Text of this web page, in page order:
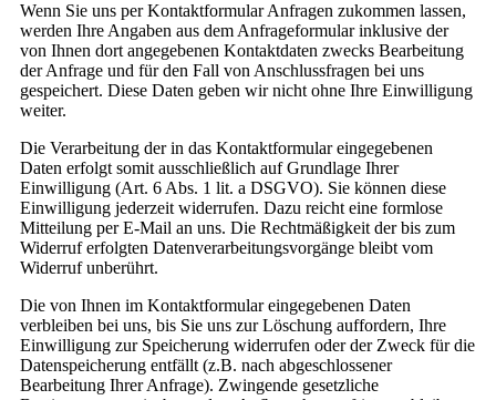
Wenn Sie uns per Kontaktformular Anfragen zukommen lassen,
werden Ihre Angaben aus dem Anfrageformular inklusive der
von Ihnen dort angegebenen Kontaktdaten zwecks Bearbeitung
der Anfrage und für den Fall von Anschlussfragen bei uns
gespeichert. Diese Daten geben wir nicht ohne Ihre Einwilligung
weiter.
Die Verarbeitung der in das Kontaktformular eingegebenen
Daten erfolgt somit ausschließlich auf Grundlage Ihrer
Einwilligung (Art. 6 Abs. 1 lit. a DSGVO). Sie können diese
Einwilligung jederzeit widerrufen. Dazu reicht eine formlose
Mitteilung per E-Mail an uns. Die Rechtmäßigkeit der bis zum
Widerruf erfolgten Datenverarbeitungsvorgänge bleibt vom
Widerruf unberührt.
Die von Ihnen im Kontaktformular eingegebenen Daten
verbleiben bei uns, bis Sie uns zur Löschung auffordern, Ihre
Einwilligung zur Speicherung widerrufen oder der Zweck für die
Datenspeicherung entfällt (z.B. nach abgeschlossener
Bearbeitung Ihrer Anfrage). Zwingende gesetzliche